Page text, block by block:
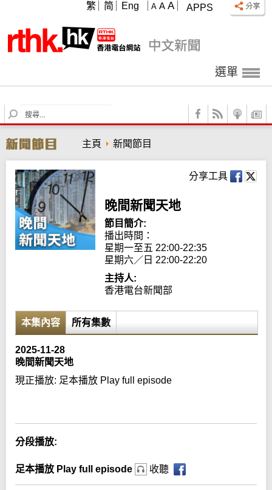
APPS
A A A
繁 简 Eng
選單
S
e
r
c
h
主頁 新聞節目
分享工具
晚間新聞天地
節目簡介:
播出時間：
星期一至五 22:00-22:35
星期六／日 22:00-22:20
主持人:
香港電台新聞部
本集內容 所有集數
2025-11-28
晚間新聞天地
現正播放: 足本播放 Play full episode
分段播放:
足本播放 Play full episode 收聽